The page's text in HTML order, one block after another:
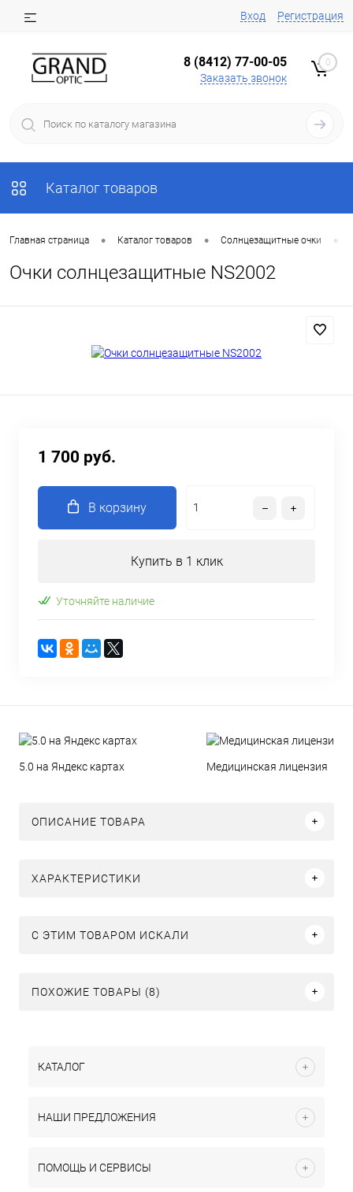
Вход Регистрация
8 (8412) 77-00-05
Заказать звонок
0
Каталог товаров
Главная страница • Каталог товаров • Солнцезащитные очки •
Очки солнцезащитные NS2002
1 700 руб.
В корзину
Купить в 1 клик
Уточняйте наличие
5.0 на Яндекс картах Медицинская лицензия
ОПИСАНИЕ ТОВАРА
ХАРАКТЕРИСТИКИ
C ЭТИМ ТОВАРОМ ИСКАЛИ
ПОХОЖИЕ ТОВАРЫ (8)
КАТАЛОГ
НАШИ ПРЕДЛОЖЕНИЯ
ПОМОЩЬ И СЕРВИСЫ